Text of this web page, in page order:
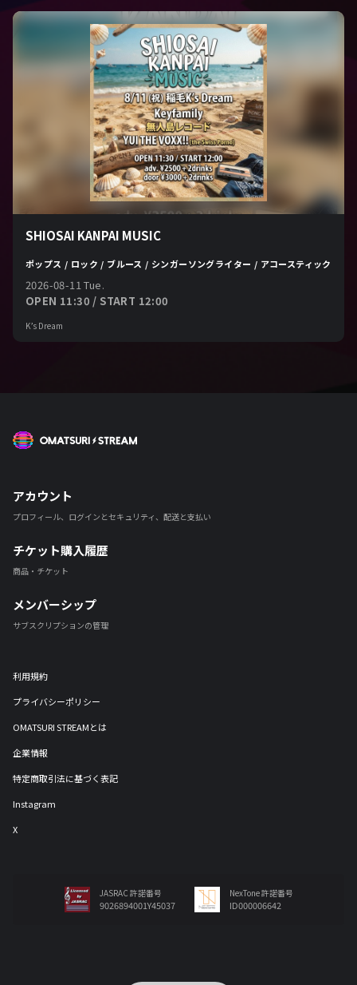
SHIOSAI KANPAI MUSIC
ポップス / ロック / ブルース / シンガーソングライター / アコースティック
2026-08-11 Tue.
OPEN 11:30 / START 12:00
K’s Dream
アカウント
プロフィール、ログインとセキュリティ、配送と支払い
チケット購入履歴
商品・チケット
メンバーシップ
サブスクリプションの管理
利用規約
プライバシーポリシー
OMATSURI STREAMとは
企業情報
特定商取引法に基づく表記
Instagram
X
JASRAC 許諾番号
9026894001Y45037
NexTone 許諾番号
ID000006642